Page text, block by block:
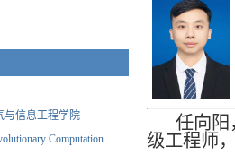
任向阳
级工程师
与信息工程学院
Computation